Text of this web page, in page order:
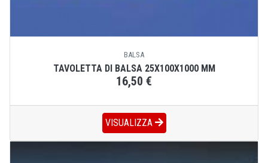
BALSA
TAVOLETTA DI BALSA 25X100X1000 MM
16,50 €
VISUALIZZA